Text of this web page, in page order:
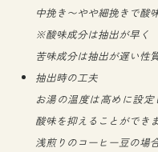
中挽き〜やや細挽きで酸
※酸味成分は抽出が早く
苦味成分は抽出が遅い性
抽出時の工夫
お湯の温度は高めに設
酸味を抑えることができま
浅煎りのコーヒー豆の場